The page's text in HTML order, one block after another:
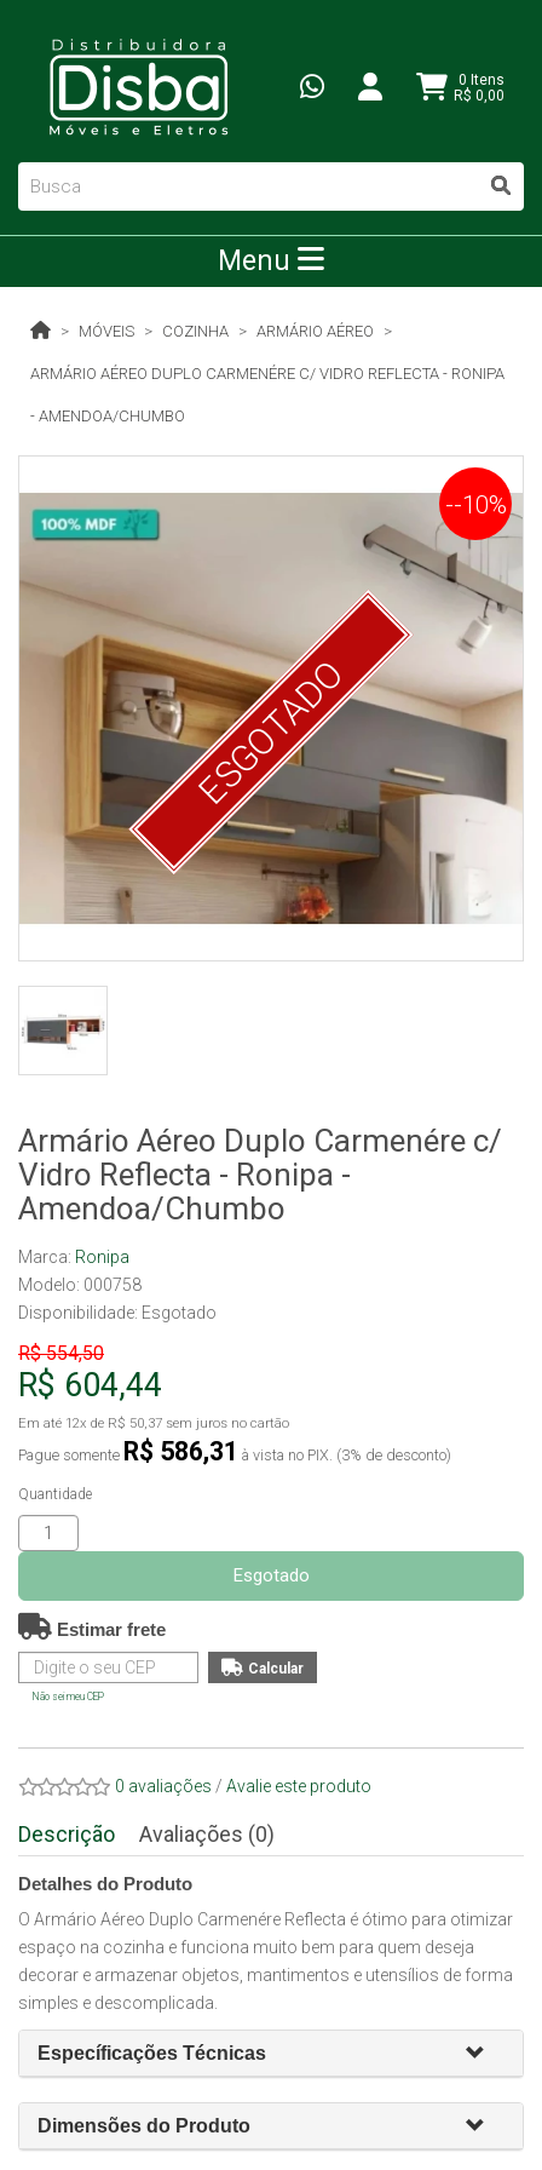
0 Itens
R$ 0,00
Menu
MÓVEIS COZINHA ARMÁRIO AÉREO
ARMÁRIO AÉREO DUPLO CARMENÉRE C/ VIDRO REFLECTA - RONIPA
- AMENDOA/CHUMBO
ESGOTADO
--10%
Armário Aéreo Duplo Carmenére c/
Vidro Reflecta - Ronipa -
Amendoa/Chumbo
Marca: Ronipa
Modelo: 000758
Disponibilidade: Esgotado
R$ 554,50
R$ 604,44
Em até 12x de R$ 50,37 sem juros no cartão
Pague somente R$ 586,31 à vista no PIX. (3% de desconto)
Quantidade
Esgotado
Estimar frete
Não sei meu CEP
0 avaliações / Avalie este produto
Descrição Avaliações (0)
Detalhes do Produto
O Armário Aéreo Duplo Carmenére Reflecta é ótimo para otimizar
espaço na cozinha e funciona muito bem para quem deseja
decorar e armazenar objetos, mantimentos e utensílios de forma
simples e descomplicada.
Específicações Técnicas
Dimensões do Produto